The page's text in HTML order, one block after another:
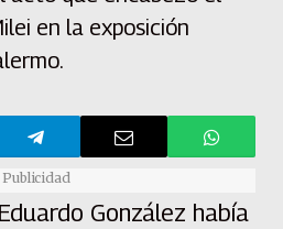
en la exposición
Publicidad
González había